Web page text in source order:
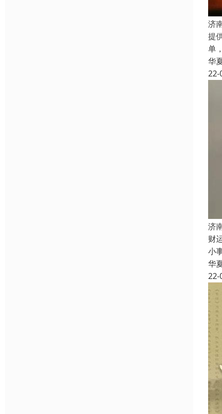
济
提
单
华
22-
济
财
小
华
22-